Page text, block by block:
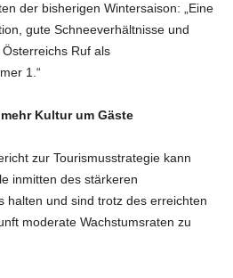
der bisherigen Wintersaison: „Eine
gute Schneeverhältnisse und
Ruf als
1.“
Kultur um Gäste
zur Tourismusstrategie kann
inmitten des stärkeren
halten und sind trotz des erreichten
moderate Wachstumsraten zu